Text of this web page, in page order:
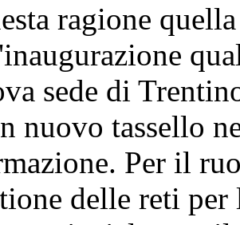
ragione
sede di
nuovo tassello
Per il
delle reti